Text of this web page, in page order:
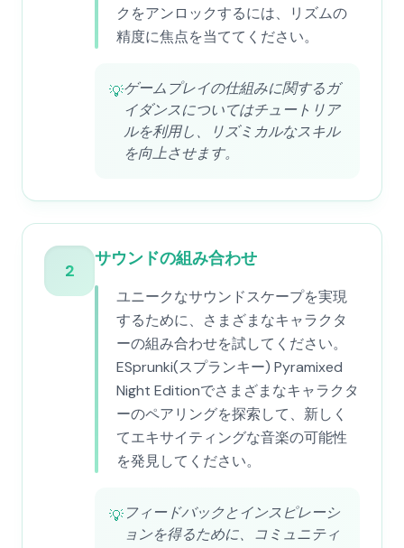
クをアンロックするには、リズムの
精度に焦点を当ててください。
💡ゲームプレイの仕組みに関するガ
イダンスについてはチュートリア
ルを利用し、リズミカルなスキル
を向上させます。
2
サウンドの組み合わせ
ユニークなサウンドスケープを実現
するために、さまざまなキャラクタ
ーの組み合わせを試してください。
ESprunki(スプランキー) Pyramixed
Night Editionでさまざまなキャラクタ
ーのペアリングを探索して、新しく
てエキサイティングな音楽の可能性
を発見してください。
💡フィードバックとインスピレーシ
ョンを得るために、コミュニティ